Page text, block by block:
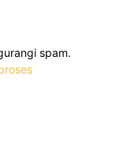
spam.